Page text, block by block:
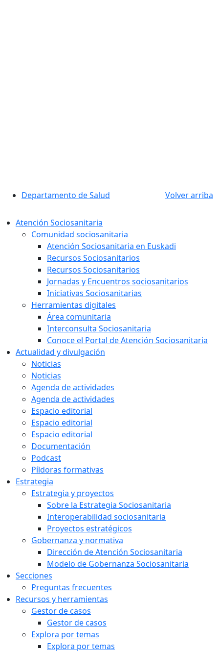
Departamento de Salud Volver arriba
Atención Sociosanitaria
Comunidad sociosanitaria
Atención Sociosanitaria en Euskadi
Recursos Sociosanitarios
Recursos Sociosanitarios
Jornadas y Encuentros sociosanitarios
Iniciativas Sociosanitarias
Herramientas digitales
Área comunitaria
Interconsulta Sociosanitaria
Conoce el Portal de Atención Sociosanitaria
Actualidad y divulgación
Noticias
Noticias
Agenda de actividades
Agenda de actividades
Espacio editorial
Espacio editorial
Espacio editorial
Documentación
Podcast
Píldoras formativas
Estrategia
Estrategia y proyectos
Sobre la Estrategia Sociosanitaria
Interoperabilidad sociosanitaria
Proyectos estratégicos
Gobernanza y normativa
Dirección de Atención Sociosanitaria
Modelo de Gobernanza Sociosanitaria
Secciones
Preguntas frecuentes
Recursos y herramientas
Gestor de casos
Gestor de casos
Explora por temas
Explora por temas